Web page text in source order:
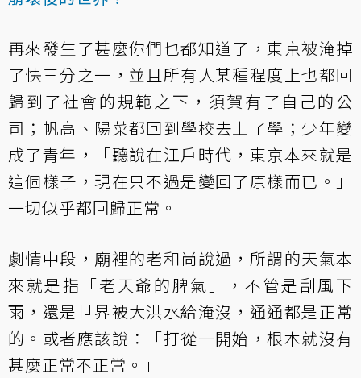
再來發生了甚麼你們也都知道了，東京被淹掉
了快三分之一，並且所有人某種程度上也都回
歸到了社會的規範之下，須賀有了自己的公
司；帆高、陽菜都回到學校去上了學；少年變
成了青年，「聽說在江戶時代，東京本來就是
這個樣子，現在只不過是變回了原樣而已。」
一切似乎都回歸正常。
劇情中段，廟裡的老和尚說過，所謂的天氣本
來就是指「老天爺的脾氣」，不管是刮風下
雨，還是世界被大洪水給淹沒，通通都是正常
的。或者應該說：「打從一開始，根本就沒有
甚麼正常不正常。」